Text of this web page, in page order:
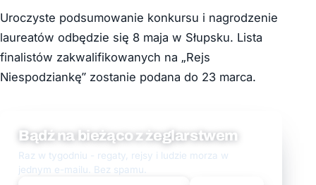
Uroczyste podsumowanie konkursu i nagrodzenie
laureatów odbędzie się 8 maja w Słupsku. Lista
finalistów zakwalifikowanych na „Rejs
Niespodziankę” zostanie podana do 23 marca.
Bądź na bieżąco z żeglarstwem
Raz w tygodniu - regaty, rejsy i ludzie morza w
jednym e-mailu. Bez spamu.